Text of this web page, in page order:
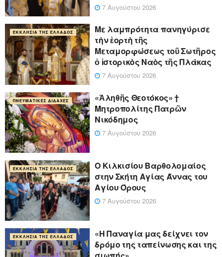
7 Αυγούστου 2026
ΕΚΚΛΗΣΊΑ ΤΗΣ ΕΛΛΆΔΟΣ
Με λαμπρότητα πανηγύρισε
τὴν ἑορτὴ τῆς
Μεταμορφώσεως τοῦ Σωτῆρος
ὁ ἱστορικὸς Ναὸς τῆς Πλάκας
7 Αυγούστου 2026
ΠΝΕΥΜΑΤΙΚΈΣ ΔΙΔΑΧΈΣ
«Ἀληθῆς Θεοτόκος» †
Μητροπολίτης Πατρῶν
Νικόδημος
7 Αυγούστου 2026
ΕΚΚΛΗΣΊΑ ΤΗΣ ΕΛΛΆΔΟΣ
Ο Κιλκισίου Βαρθολομαίος
στην Σκήτη Αγίας Άννας του
Αγίου Όρους
7 Αυγούστου 2026
ΕΚΚΛΗΣΊΑ ΤΗΣ ΕΛΛΆΔΟΣ
«Η Παναγία μας δείχνει τον
δρόμο της ταπείνωσης και της